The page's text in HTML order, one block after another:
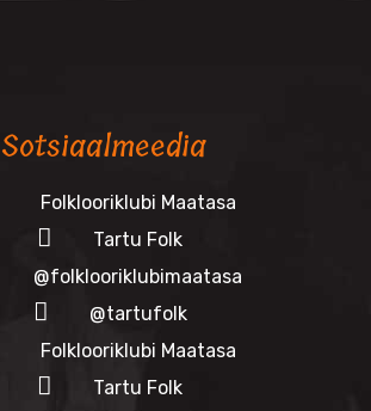
Sotsiaalmeedia
Folklooriklubi Maatasa
Tartu Folk
@folklooriklubimaatasa
@tartufolk
Folklooriklubi Maatasa
Tartu Folk